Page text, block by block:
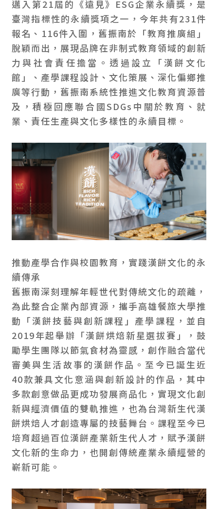
邁入第21屆的《遠見》ESG企業永續獎，是
臺灣指標性的永續獎項之一，今年共有231件
報名、116件入圍，舊振南於「教育推廣組」
脫穎而出，展現品牌在非制式教育領域的創新
力與社會責任擔當。透過設立「漢餅文化
館」、產學課程設計、文化策展、深化偏鄉推
廣等行動，舊振南系統性推進文化教育資源普
及，積極回應聯合國SDGs中關於教育、就
業、責任生產與文化多樣性的永續目標。
推動產學合作與校園教育，實踐漢餅文化的永
續傳承
舊振南深刻理解年輕世代對傳統文化的疏離，
為此整合企業內部資源，攜手高雄餐旅大學推
動「漢餅技藝與創新課程」產學課程，並自
2019年起舉辦「漢餅烘焙新星選拔賽」，鼓
勵學生團隊以節氣食材為靈感，創作融合當代
審美與生活故事的漢餅作品。至今已誕生近
40款兼具文化意涵與創新設計的作品，其中
多款創意做品更成功發展商品化，實現文化創
新與經濟價值的雙軌推進，也為台灣新生代漢
餅烘焙人才創造專屬的技藝舞台。課程至今已
培育超過百位漢餅產業新生代人才，賦予漢餅
文化新的生命力，也開創傳統產業永續經營的
嶄新可能。